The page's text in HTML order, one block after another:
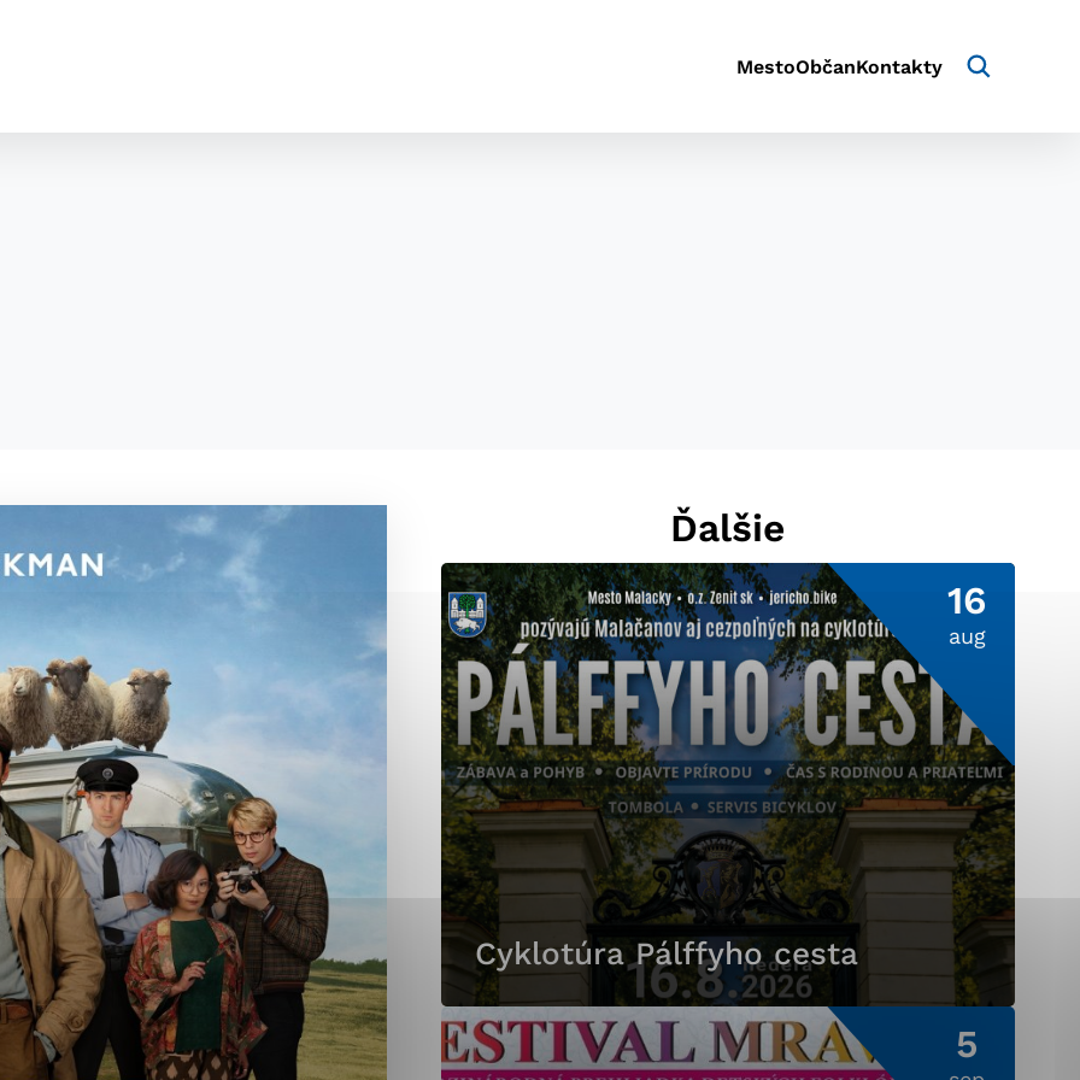
MestoObčanKontakty
Ďalšie
16
aug
Cyklotúra Pálffyho cesta
5
ktorú chcete povoliť
pre prevádzku nevyhnutné a pomáhajú urobiť webové stránky uplatniteľnými
funkcie, ako je navigácia na stránke a prístup k zabezpečeným oblastiam webovej
cookie nemôže web správne fungovať.
prevádzkovateľovi stránok pochopiť, ako návštevníci stránok stránku používajú,
a ponúknuť im lepšiu skúsenosť. Všetky dáta sa zbierajú anonymne a nie je
osobou.
Povoliť všetko Uložiť nastavenia Viac informácií